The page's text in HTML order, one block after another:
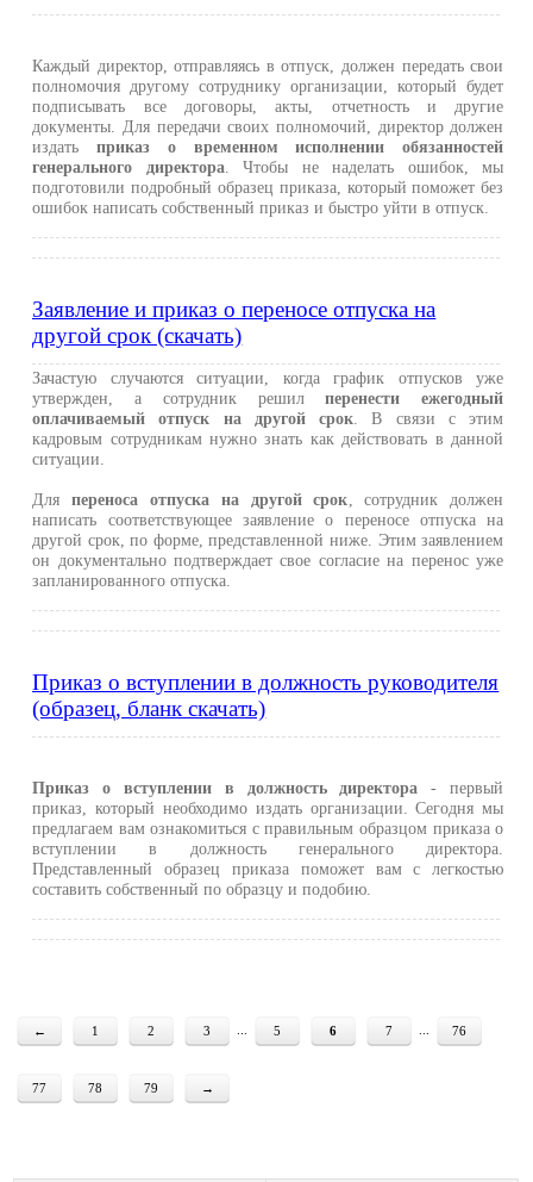
Каждый директор, отправляясь в отпуск, должен передать свои
полномочия другому сотруднику организации, который будет
подписывать все договоры, акты, отчетность и другие
документы. Для передачи своих полномочий, директор должен
издатьприказ о временном исполнении обязанностей
генерального директора. Чтобы не наделать ошибок, мы
подготовили подробный образец приказа, который поможет без
ошибок написать собственный приказ и быстро уйти в отпуск.
Заявление и приказ о переносе отпуска на
другой срок (скачать)
Зачастую случаются ситуации, когда график отпусков уже
утвержден, а сотрудник решилперенести ежегодный
оплачиваемый отпуск на другой срок . В связи с этим
кадровым сотрудникам нужно знать как действовать в данной
ситуации.
Дляпереноса отпуска на другой срок , сотрудник должен
написать соответствующее заявление о переносе отпуска на
другой срок, по форме, представленной ниже. Этим заявлением
он документально подтверждает свое согласие на перенос уже
запланированного отпуска.
Приказ о вступлении в должность руководителя
(образец, бланк скачать)
Приказ о вступлении в должность директора - первый
приказ, который необходимо издать организации. Сегодня мы
предлагаем вам ознакомиться с правильным образцом приказа о
вступлении в должность генерального директора.
Представленный образец приказа поможет вам с легкостью
составить собственный по образцу и подобию.
← 1 2 3 5 6 7 76
77 78 79 →